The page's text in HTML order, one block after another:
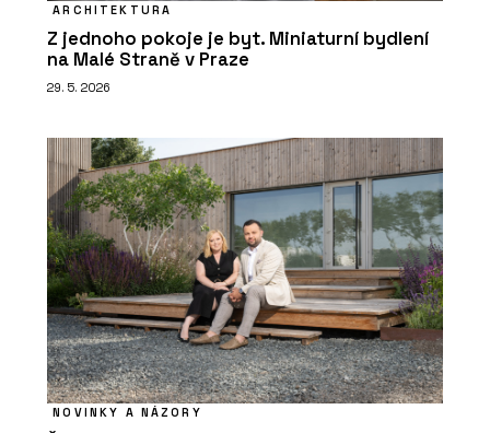
ARCHITEKTURA
Z jednoho pokoje je byt. Miniaturní bydlení
na Malé Straně v Praze
29. 5. 2026
NOVINKY A NÁZORY